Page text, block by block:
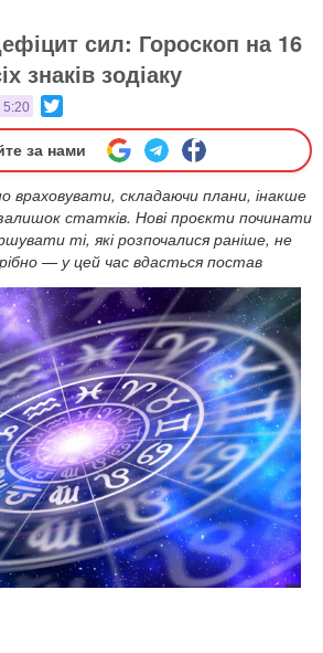
сил: Гороскоп на 16
знаків зодіаку
5:20
за нами
враховувати, складаючи плани, інакше
статків. Нові проєкти починати
ті, які розпочалися раніше, не
— у цей час вдасться постав